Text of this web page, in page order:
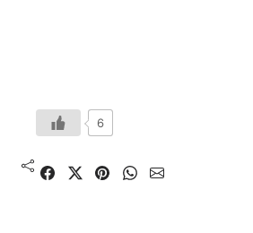
6
Shared Share on X Pin It Send on WhatsApp Send on Email